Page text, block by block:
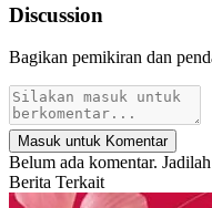
Discussion
Bagikan pemikiran dan
Masuk untuk Komentar
Belum ada komentar.
Berita Terkait